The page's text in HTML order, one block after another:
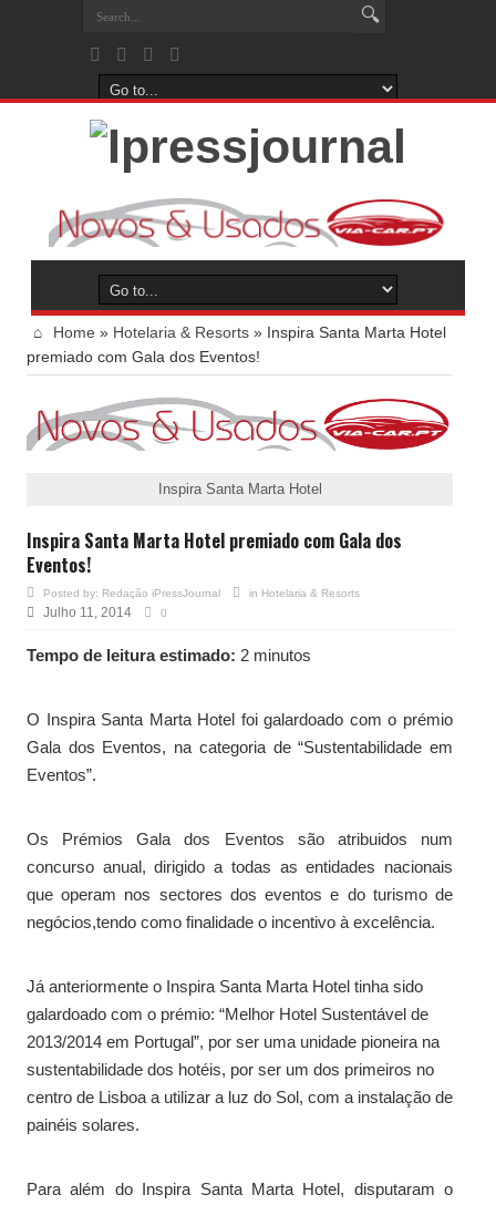
Home » Hotelaria & Resorts » Inspira Santa Marta Hotel
premiado com Gala dos Eventos!
Inspira Santa Marta Hotel
Inspira Santa Marta Hotel premiado com Gala dos
Eventos!
Posted by: Redação iPressJournal in Hotelaria & Resorts
Julho 11, 2014 0
Tempo de leitura estimado: 2 minutos
O Inspira Santa Marta Hotel foi galardoado com o prémio
Gala dos Eventos, na categoria de “Sustentabilidade em
Eventos”.
Os Prémios Gala dos Eventos são atribuidos num
concurso anual, dirigido a todas as entidades nacionais
que operam nos sectores dos eventos e do turismo de
negócios,tendo como finalidade o incentivo à excelência.
Já anteriormente o Inspira Santa Marta Hotel tinha sido
galardoado com o prémio: “Melhor Hotel Sustentável de
2013/2014 em Portugal”, por ser uma unidade pioneira na
sustentabilidade dos hotéis, por ser um dos primeiros no
centro de Lisboa a utilizar a luz do Sol, com a instalação de
painéis solares.
Para além do Inspira Santa Marta Hotel, disputaram o